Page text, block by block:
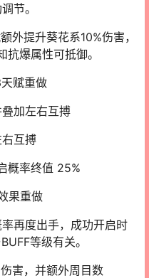
节。
外提升葵花系10%伤害，
爆属性可抵御。
赋重做
加左右互搏
互搏
概率终值 25%
果重做
再度出手，成功开启时
等级有关。
害，并额外周目数